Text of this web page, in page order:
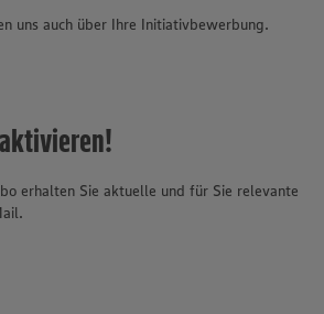
uns auch über Ihre Initiativbewerbung.
erhalten Sie aktuelle und für Sie relevante